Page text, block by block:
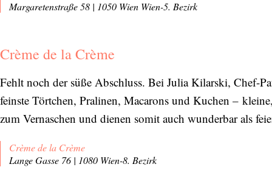
Margaretenstraße 58 | 1050 Wien Wien-5. Bezirk
Crème de la Crème
Fehlt noch der süße Abschluss. Bei Julia Kilarski, Chef-
feinste Törtchen, Pralinen, Macarons und Kuchen –
zum Vernaschen und dienen somit auch wunderbar als
Crème de la Crème
Lange Gasse 76 | 1080 Wien-8. Bezirk
Abonnieren Sie unseren Newsletter
einzigartige Reisen.
Einwilligung den Newsletter mit Informationen zu
neuen Beiträgen. Die
Datenschutzerklärung
zur Kenntnis genommen und akzeptiere diese.